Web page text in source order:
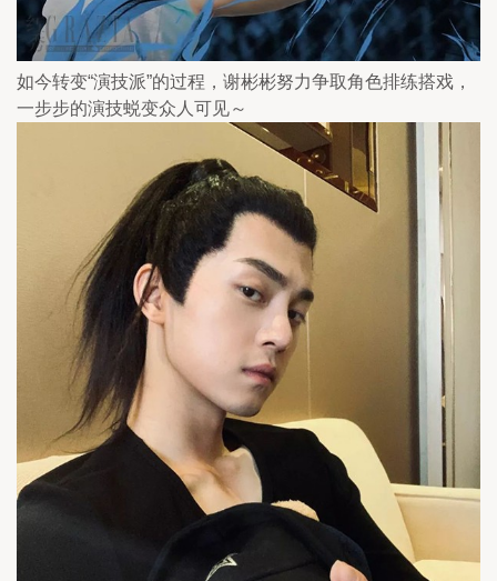
如今转变“演技派”的过程，谢彬彬努力争取角色排练搭戏，
一步步的演技蜕变众人可见～